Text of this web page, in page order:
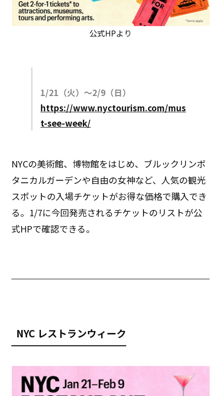
公式HPより
1/21（火）〜2/9（日）
https://www.nyctourism.com/mus
t-see-week/
NYCの美術館、博物館をはじめ、ブルックリンボ
タニカルガーデンや自由の女神など、人気の観光
スポットの入場チケットがお得な価格で購入でき
る。1/7に今回発売されるチケットのリストが公
式HPで確認できる。
NYC レストランウィーク